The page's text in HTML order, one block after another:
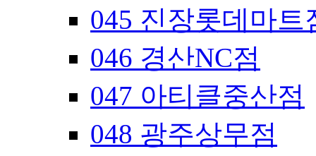
045 진장롯데마트
046 경산NC점
047 아티클중산점
048 광주상무점